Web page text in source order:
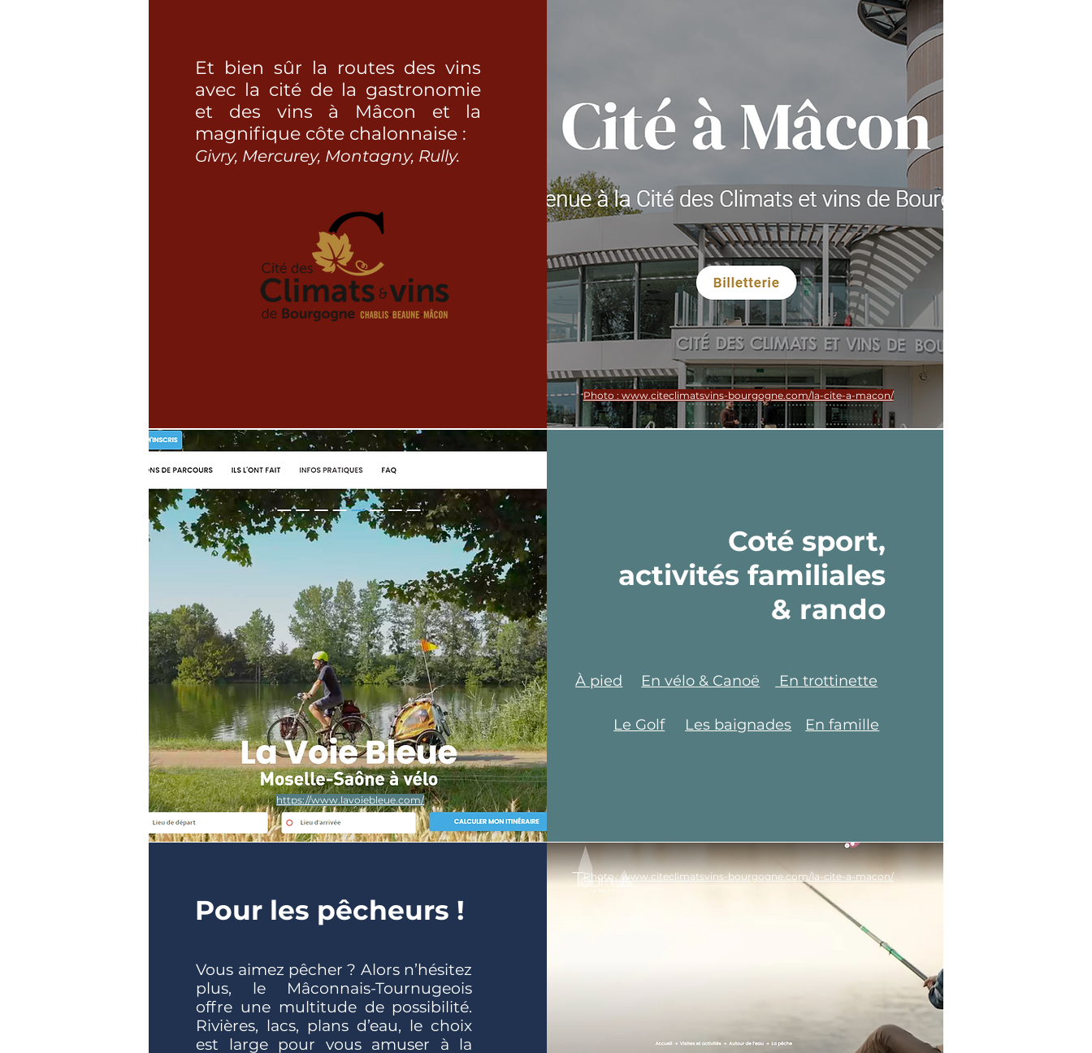
Et bien sûr la routes des vins
avec la cité de la gastronomie
et des vins à Mâcon et la
magnifique côte chalonnaise :
Givry, Mercurey, Montagny, Rully.
Photo : www.citeclimatsvins-bourgogne.com/la-cite-a-macon/
https://www.lavoiebleue.com/
Coté sport,
activités familiales
& rando
À pied En vélo & Canoë En trottinette
Le Golf Les baignades En famille
Pour les pêcheurs !
Vous aimez pêcher ? Alors n’hésitez
plus, le Mâconnais-Tournugeois
offre une multitude de possibilité.
Rivières, lacs, plans d’eau, le choix
est large pour vous amuser à la
Photo : www.citeclimatsvins-bourgogne.com/la-cite-a-macon/